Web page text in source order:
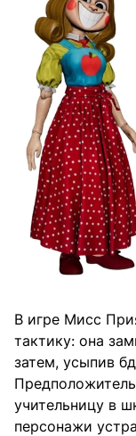
В игре Мисс
тактику: она
затем, усыпив
учительницу в
персонажи